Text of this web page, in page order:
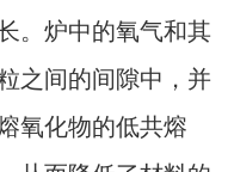
。炉中的氧气和其
之间的间隙中，并
氧化物的低共熔